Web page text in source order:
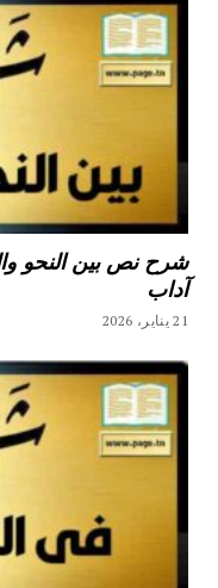
شرح نص بين النحو
آداب
21 يناير، 2026